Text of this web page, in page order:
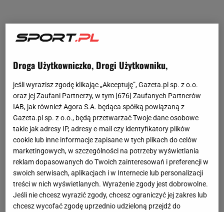
Droga Użytkowniczko, Drogi Użytkowniku,
jeśli wyrazisz zgodę klikając „Akceptuję”, Gazeta.pl sp. z o.o.
oraz jej Zaufani Partnerzy, w tym [676] Zaufanych Partnerów
IAB, jak również Agora S.A. będąca spółką powiązaną z
Gazeta.pl sp. z o.o., będą przetwarzać Twoje dane osobowe
takie jak adresy IP, adresy e-mail czy identyfikatory plików
cookie lub inne informacje zapisane w tych plikach do celów
marketingowych, w szczególności na potrzeby wyświetlania
reklam dopasowanych do Twoich zainteresowań i preferencji w
swoich serwisach, aplikacjach i w Internecie lub personalizacji
treści w nich wyświetlanych. Wyrażenie zgody jest dobrowolne.
Jeśli nie chcesz wyrazić zgody, chcesz ograniczyć jej zakres lub
chcesz wycofać zgodę uprzednio udzieloną przejdź do